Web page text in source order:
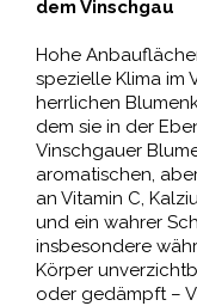
dem Vinschgau
Hohe
spezielle Klima im
herrlichen
dem sie in der
Vinschgauer
aromatischen,
an Vitamin C,
und ein wahrer
insbesondere
Körper
oder gedämpft –